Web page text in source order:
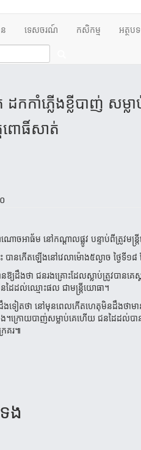
ទេសចរណ៍ កសិកម្ម អត្ថប
ដកកាំភ្លើងខ្លីបាញ់ ស
ពោធិ៍សាត់
ាណោចអាធ័ម នៅកណ្ដាលផ្លូវ បន្ទាប់ពីត្រូវ
ានកើតឡើងនៅវេលាម៉ោង៥ល្ងាច ថ្ងៃទី១
ឱ្យដឹងថា ជនរងគ្រោះដែលស្លាប់ត្រូវបាន
ដៃដល់ឈ្មោះផល ជាមន្រ្តីយោធា។
ងទៀតថា នៅមុនពេលកើតហេតុមិនដឹងថាមា
ង។ក្រោយបាញ់សម្លាប់គេហើយ ជនដៃដល់បានទ
រគរ៕
ង